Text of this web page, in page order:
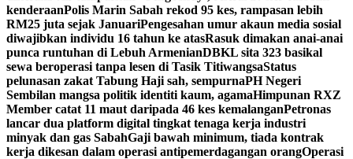
kenderaanPolis Marin Sabah rekod 95 kes, rampasan lebih
RM25 juta sejak JanuariPengesahan umur akaun media sosial
diwajibkan individu 16 tahun ke atasRasuk dimakan anai-anai
punca runtuhan di Lebuh ArmenianDBKL sita 323 basikal
sewa beroperasi tanpa lesen di Tasik TitiwangsaStatus
pelunasan zakat Tabung Haji sah, sempurnaPH Negeri
Sembilan mangsa politik identiti kaum, agamaHimpunan RXZ
Member catat 11 maut daripada 46 kes kemalanganPetronas
lancar dua platform digital tingkat tenaga kerja industri
minyak dan gas SabahGaji bawah minimum, tiada kontrak
kerja dikesan dalam operasi antipemerdagangan orangOperasi